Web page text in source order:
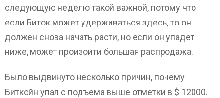
следующую неделю такой важной, потому что
если Биток может удерживаться здесь, то он
должен снова начать расти, но если он упадет
ниже, может произойти большая распродажа.
Было выдвинуто несколько причин, почему
Биткойн упал с подъема выше отметки в $ 12000.